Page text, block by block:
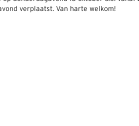
verplaatst. Van harte welkom!